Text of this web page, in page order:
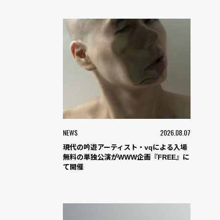
NEWS 2026.08.07
現代の吟遊アーティスト・vqによる入場
無料の単独公演がWWW企画『FREE』に
て開催